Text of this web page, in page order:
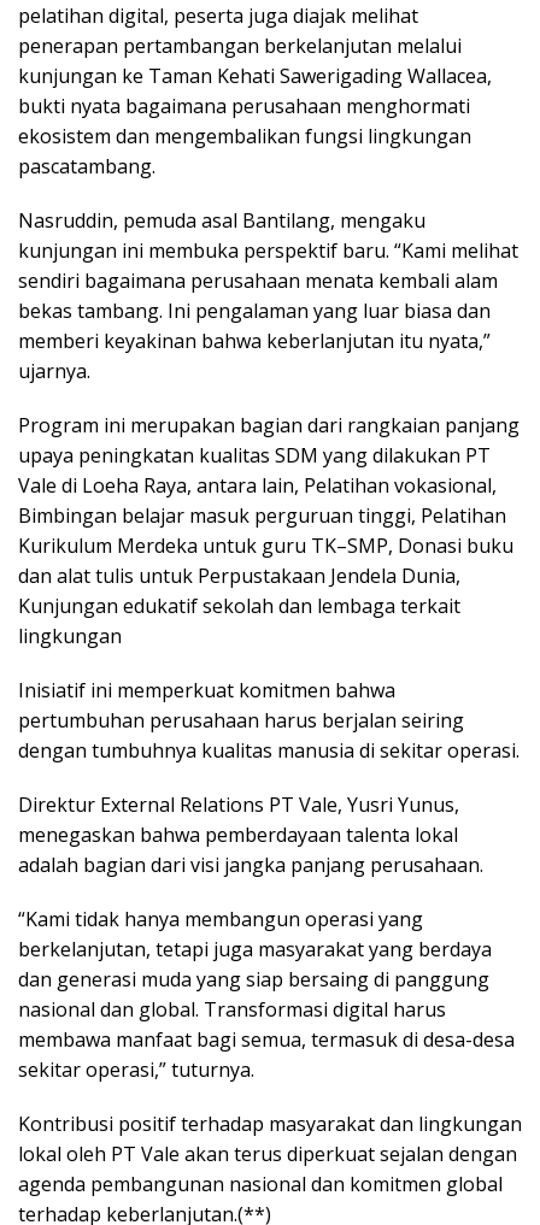
pelatihan digital, peserta juga diajak melihat
penerapan pertambangan berkelanjutan melalui
kunjungan ke Taman Kehati Sawerigading Wallacea,
bukti nyata bagaimana perusahaan menghormati
ekosistem dan mengembalikan fungsi lingkungan
pascatambang.
Nasruddin, pemuda asal Bantilang, mengaku
kunjungan ini membuka perspektif baru. “Kami melihat
sendiri bagaimana perusahaan menata kembali alam
bekas tambang. Ini pengalaman yang luar biasa dan
memberi keyakinan bahwa keberlanjutan itu nyata,”
ujarnya.
Program ini merupakan bagian dari rangkaian panjang
upaya peningkatan kualitas SDM yang dilakukan PT
Vale di Loeha Raya, antara lain, Pelatihan vokasional,
Bimbingan belajar masuk perguruan tinggi, Pelatihan
Kurikulum Merdeka untuk guru TK–SMP, Donasi buku
dan alat tulis untuk Perpustakaan Jendela Dunia,
Kunjungan edukatif sekolah dan lembaga terkait
lingkungan
Inisiatif ini memperkuat komitmen bahwa
pertumbuhan perusahaan harus berjalan seiring
dengan tumbuhnya kualitas manusia di sekitar operasi.
Direktur External Relations PT Vale, Yusri Yunus,
menegaskan bahwa pemberdayaan talenta lokal
adalah bagian dari visi jangka panjang perusahaan.
“Kami tidak hanya membangun operasi yang
berkelanjutan, tetapi juga masyarakat yang berdaya
dan generasi muda yang siap bersaing di panggung
nasional dan global. Transformasi digital harus
membawa manfaat bagi semua, termasuk di desa-desa
sekitar operasi,” tuturnya.
Kontribusi positif terhadap masyarakat dan lingkungan
lokal oleh PT Vale akan terus diperkuat sejalan dengan
agenda pembangunan nasional dan komitmen global
terhadap keberlanjutan.(**)